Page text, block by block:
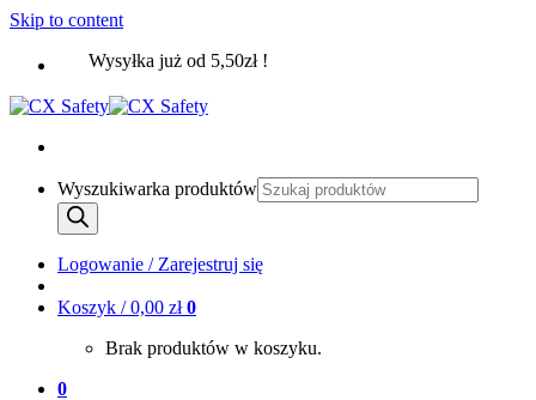
Skip to content
Wysyłka już od 5,50zł !
Wyszukiwarka produktów
Logowanie / Zarejestruj się
Koszyk /0,00 zł 0
Brak produktów w koszyku.
0